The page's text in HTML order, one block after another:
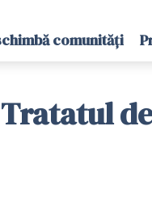
comunități
de